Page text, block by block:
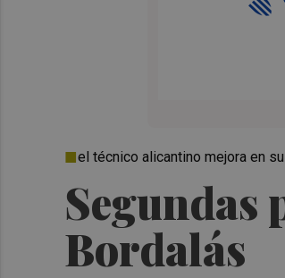
Segundas
Bordalás
el técnico alicantino mejora en